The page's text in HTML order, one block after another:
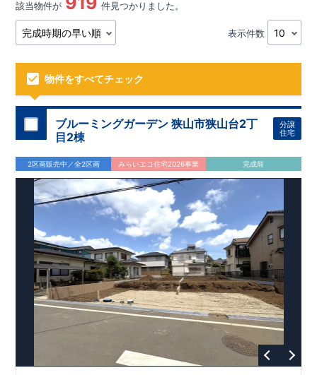
該当物件が 件見つかりました。
表示件数
物件をすべてチェック
ブルーミングガーデン 狭山市狭山台2丁
目2棟
分譲
住宅
2区画販売中／全2区画 みらいエコ住宅2026事業 完成前